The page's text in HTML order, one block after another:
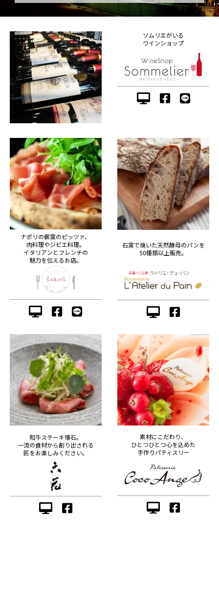
ソムリエがいる
ワインショップ
ナポリの薪窯のピッツァ、
肉料理やジビエ料理。
イタリアンとフレンチの
魅力を伝えるお店。
石窯で焼いた天然酵母のパンを
50種類以上販売。
和牛ステーキ懐石。
一流の食材から創り出される
匠をお楽しみください。
素材にこだわり、
ひとつひとつ心を込めた
手作りパティスリー